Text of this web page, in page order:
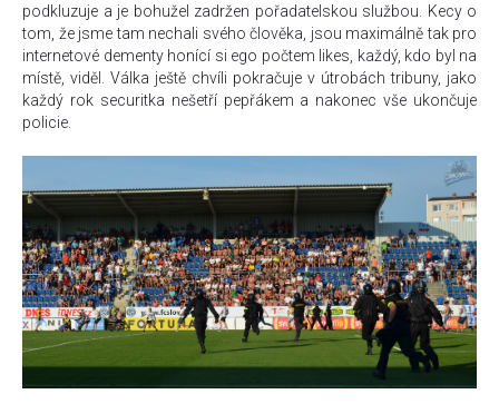
podkluzuje a je bohužel zadržen pořadatelskou službou. Kecy o
tom, že jsme tam nechali svého člověka, jsou maximálně tak pro
internetové dementy honící si ego počtem likes, každý, kdo byl na
místě, viděl. Válka ještě chvíli pokračuje v útrobách tribuny, jako
každý rok securitka nešetří pepřákem a nakonec vše ukončuje
policie.